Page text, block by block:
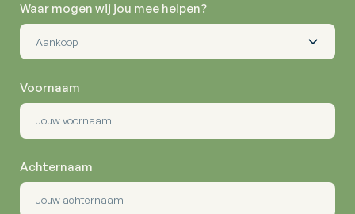
Waar mogen wij jou mee helpen?
Voornaam
Achternaam